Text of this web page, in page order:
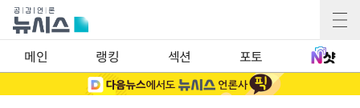
메인 랭킹 섹션 포토